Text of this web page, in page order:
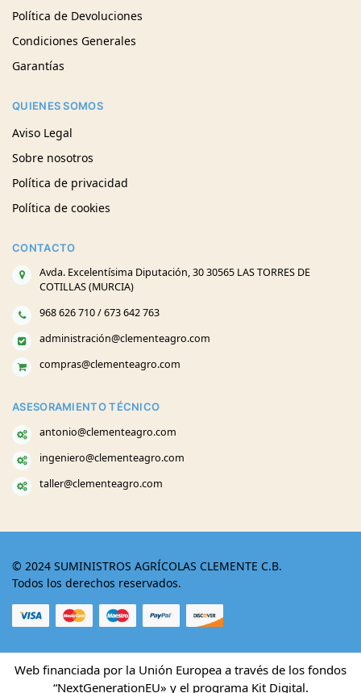
Política de Devoluciones
Condiciones Generales
Garantías
QUIENES SOMOS
Aviso Legal
Sobre nosotros
Política de privacidad
Política de cookies
CONTACTO
Avda. Excelentísima Diputación, 30 30565 LAS TORRES DE
COTILLAS (MURCIA)
968 626 710 / 673 642 763
administración@clementeagro.com
compras@clementeagro.com
ASESORAMIENTO TÉCNICO
antonio@clementeagro.com
ingeniero@clementeagro.com
taller@clementeagro.com
© 2024 SUMINISTROS AGRÍCOLAS CLEMENTE C.B.
Todos los derechos reservados.
Web financiada por la Unión Europea a través de los fondos
“NextGenerationEU» y el programa Kit Digital.